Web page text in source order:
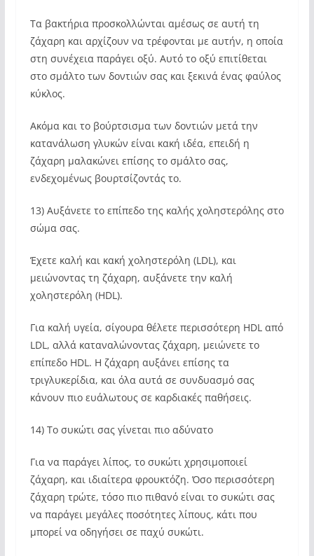
Τα βακτήρια προσκολλώνται αμέσως σε αυτή τη
ζάχαρη και αρχίζουν να τρέφονται με αυτήν, η οποία
στη συνέχεια παράγει οξύ. Αυτό το οξύ επιτίθεται
στο σμάλτο των δοντιών σας και ξεκινά ένας φαύλος
κύκλος.
Ακόμα και το βούρτσισμα των δοντιών μετά την
κατανάλωση γλυκών είναι κακή ιδέα, επειδή η
ζάχαρη μαλακώνει επίσης το σμάλτο σας,
ενδεχομένως βουρτσίζοντάς το.
13) Αυξάνετε το επίπεδο της καλής χοληστερόλης στο
σώμα σας.
Έχετε καλή και κακή χοληστερόλη (LDL), και
μειώνοντας τη ζάχαρη, αυξάνετε την καλή
χοληστερόλη (HDL).
Για καλή υγεία, σίγουρα θέλετε περισσότερη HDL από
LDL, αλλά καταναλώνοντας ζάχαρη, μειώνετε το
επίπεδο HDL. Η ζάχαρη αυξάνει επίσης τα
τριγλυκερίδια, και όλα αυτά σε συνδυασμό σας
κάνουν πιο ευάλωτους σε καρδιακές παθήσεις.
14) Το συκώτι σας γίνεται πιο αδύνατο
Για να παράγει λίπος, το συκώτι χρησιμοποιεί
ζάχαρη, και ιδιαίτερα φρουκτόζη. Όσο περισσότερη
ζάχαρη τρώτε, τόσο πιο πιθανό είναι το συκώτι σας
να παράγει μεγάλες ποσότητες λίπους, κάτι που
μπορεί να οδηγήσει σε παχύ συκώτι.